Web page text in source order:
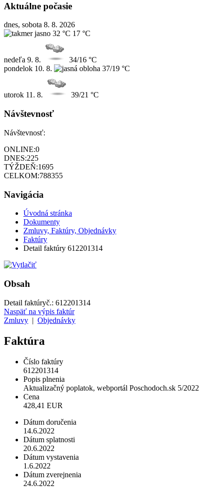
Aktuálne počasie
dnes, sobota 8. 8. 2026
32 °C 17 °C
nedeľa 9. 8.
34/16 °C
pondelok 10. 8. 37/19 °C
utorok 11. 8. 39/21 °C
Návštevnosť
Návštevnosť:
ONLINE:0
DNES:225
TÝŽDEŇ:1695
CELKOM:788355
Navigácia
Úvodná stránka
Dokumenty
Zmluvy, Faktúry, Objednávky
Faktúry
Detail faktúry 612201314
Obsah
Detail faktúryč.: 612201314
Naspäť na výpis faktúr
Zmluvy | Objednávky
Faktúra
Číslo faktúry
612201314
Popis plnenia
Aktualizačný poplatok, webportál Poschodoch.sk 5/2022
Cena
428,41 EUR
Dátum doručenia
14.6.2022
Dátum splatnosti
20.6.2022
Dátum vystavenia
1.6.2022
Dátum zverejnenia
24.6.2022